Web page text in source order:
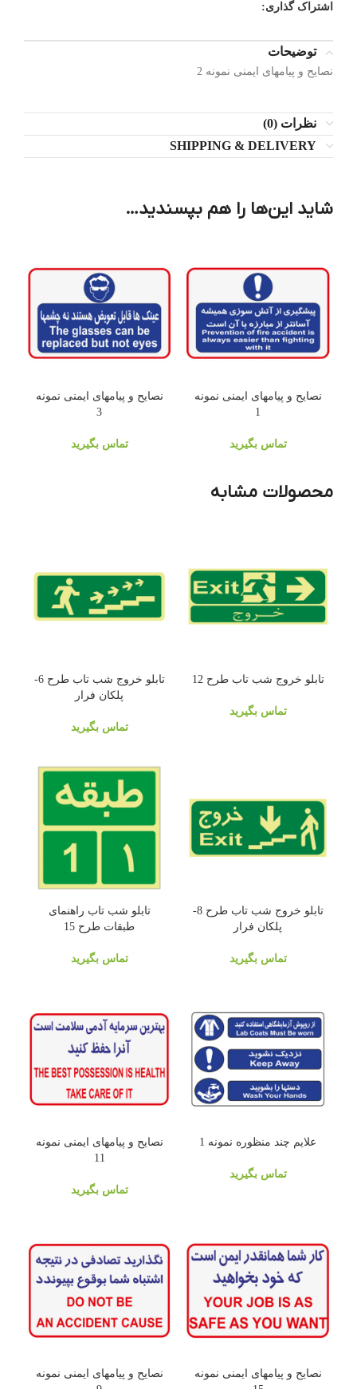
اشتراک گذاری:
توضیحات
نصایح و پیامهای ایمنی نمونه 2
نظرات (0)
SHIPPING & DELIVERY
شاید این‌ها را هم بپسندید…
نصایح و پیامهای ایمنی نمونه
1
تماس بگیرید
نصایح و پیامهای ایمنی نمونه
3
تماس بگیرید
محصولات مشابه
تابلو خروج شب تاب طرح 12
تماس بگیرید
تابلو خروج شب تاب طرح 6-
پلکان فرار
تماس بگیرید
تابلو خروج شب تاب طرح 8-
پلکان فرار
تماس بگیرید
تابلو شب تاب راهنمای
طبقات طرح 15
تماس بگیرید
علايم چند منظوره نمونه 1
تماس بگیرید
نصایح و پیامهای ایمنی نمونه
11
تماس بگیرید
نصایح و پیامهای ایمنی نمونه
نصایح و پیامهای ایمنی نمونه